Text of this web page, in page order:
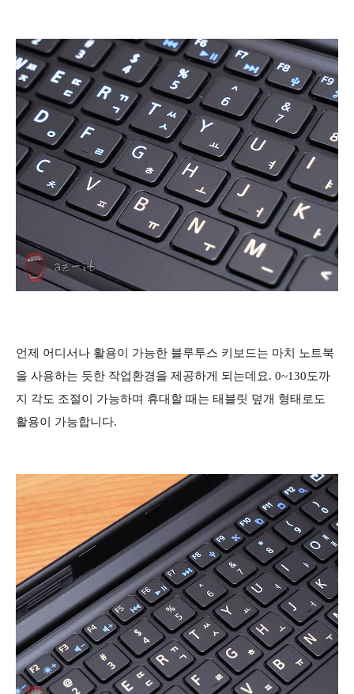
언제 어디서나 활용이 가능한 블루투스 키보드는 마치 노트북
을 사용하는 듯한 작업환경을 제공하게 되는데요. 0~130도까
지 각도 조절이 가능하며 휴대할 때는 태블릿 덮개 형태로도
활용이 가능합니다.